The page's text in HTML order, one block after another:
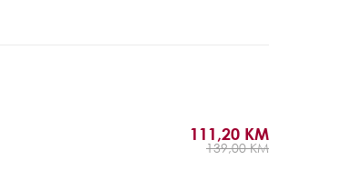
111,20 KM
139,00 KM